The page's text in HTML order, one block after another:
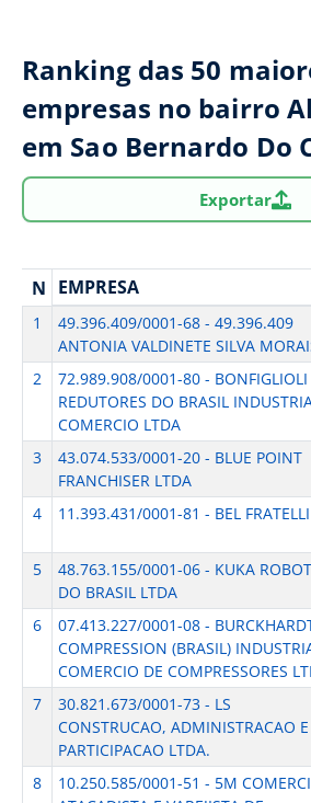
Ranking das 50
empresas no bairro
em Sao Bernardo Do
Exportar
N EMPRESA
1
49.396.409/0001-68 - 49.396.409
ANTONIA VALDINETE SILVA
2
72.989.908/0001-80 - BONFIGLIOLI
REDUTORES DO BRASIL
COMERCIO LTDA
3
43.074.533/0001-20 - BLUE POINT
FRANCHISER LTDA
4
11.393.431/0001-81 - BEL FRATELLI
5
48.763.155/0001-06 - KUKA
DO BRASIL LTDA
6
07.413.227/0001-08 -
COMPRESSION (BRASIL)
COMERCIO DE COMPRESSORES
7
30.821.673/0001-73 - LS
CONSTRUCAO, ADMINISTRACAO E
PARTICIPACAO LTDA.
8
10.250.585/0001-51 - 5M